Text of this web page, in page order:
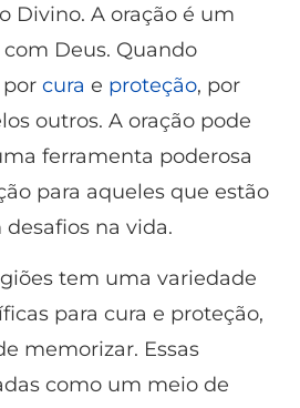
Divino. A oração é um
Deus. Quando
cura e proteção, por
outros. A oração pode
ferramenta poderosa
para aqueles que estão
na vida.
tem uma variedade
para cura e proteção,
memorizar. Essas
como um meio de